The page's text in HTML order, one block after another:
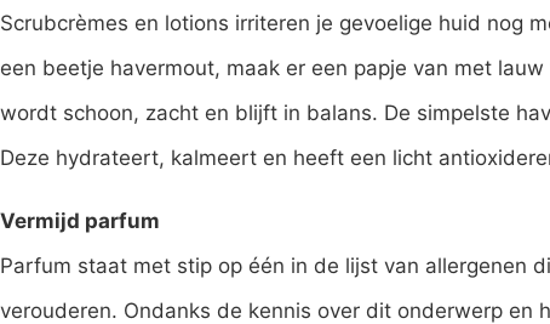
Scrubcrèmes en lotions irriteren je gevoelige huid nog
een beetje havermout, maak er een papje van met
wordt schoon, zacht en blijft in balans. De simpelste
Deze hydrateert, kalmeert en heeft een licht
Vermijd parfum
Parfum staat met stip op één in de lijst van allergenen
verouderen. Ondanks de kennis over dit onderwerp en